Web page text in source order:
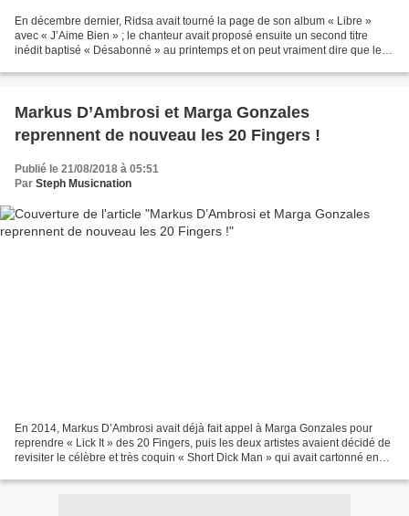
En décembre dernier, Ridsa avait tourné la page de son album « Libre »
avec « J’Aime Bien » ; le chanteur avait proposé ensuite un second titre
inédit baptisé « Désabonné » au printemps et on peut vraiment dire que le
Markus D’Ambrosi et Marga Gonzales
reprennent de nouveau les 20 Fingers !
Publié le 21/08/2018 à 05:51
Par Steph Musicnation
En 2014, Markus D’Ambrosi avait déjà fait appel à Marga Gonzales pour
reprendre « Lick It » des 20 Fingers, puis les deux artistes avaient décidé de
revisiter le célèbre et très coquin « Short Dick Man » qui avait cartonné en